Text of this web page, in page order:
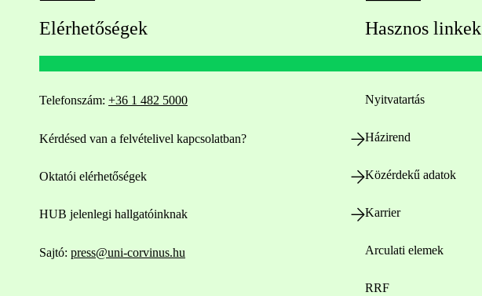
Elérhetőségek
Telefonszám: +36 1 482 5000
Kérdésed van a felvételivel kapcsolatban?
Oktatói elérhetőségek
HUB jelenlegi hallgatóinknak
Sajtó: press@uni-corvinus.hu
Hasznos linkek
Nyitvatartás
Házirend
Közérdekű adatok
Karrier
Arculati elemek
RRF